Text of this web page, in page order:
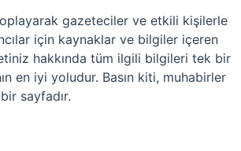
gazeteciler ve etkili kişilerle
için kaynaklar ve bilgiler içeren
hakkında tüm ilgili bilgileri tek bir
en iyi yoludur. Basın kiti, muhabirler
sayfadır.